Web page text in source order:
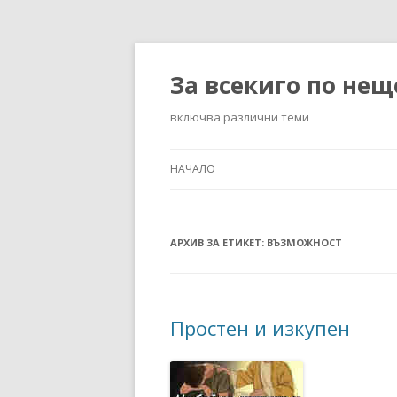
За всекиго по
включва различни теми
НАЧАЛО
АРХИВ ЗА ЕТИКЕТ: ВЪЗМОЖНОСТ
Простен и изкупен